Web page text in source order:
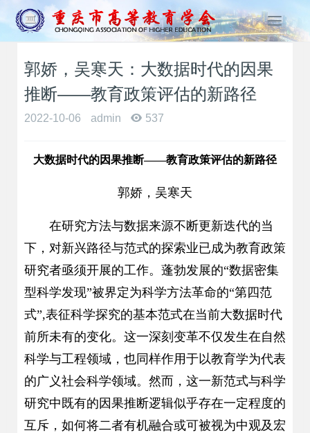
T
o
i
n
郭娇，吴寒天：大数据时代的因果
推断——教育政策评估的新路径
2022-10-06 admin 537
大数据时代的因果推断——教育政策评估的新路径
郭娇，吴寒天
在研究方法与数据来源不断更新迭代的当
下，对新兴路径与范式的探索业已成为教育政策
研究者亟须开展的工作。蓬勃发展的“数据密集
型科学发现”被界定为科学方法革命的“第四范
式”,表征科学探究的基本范式在当前大数据时代
前所未有的变化。这一深刻变革不仅发生在自然
科学与工程领域，也同样作用于以教育学为代表
的广义社会科学领域。然而，这一新范式与科学
研究中既有的因果推断逻辑似乎存在一定程度的
互斥，如何将二者有机融合或可被视为中观及宏